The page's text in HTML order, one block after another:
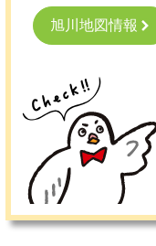
旭川地図情報